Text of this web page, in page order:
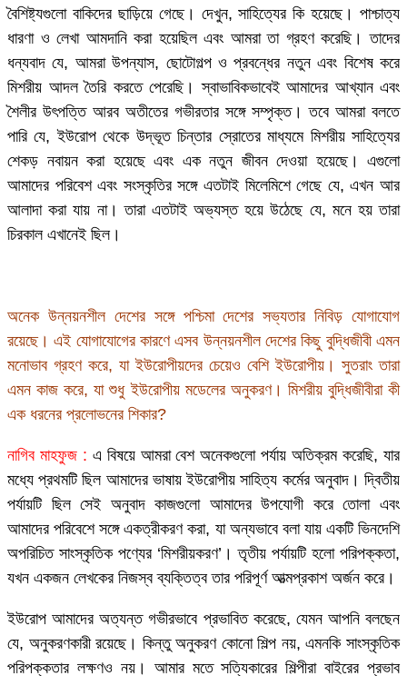
বৈশিষ্ট্যগুলো বাকিদের ছাড়িয়ে গেছে। দেখুন, সাহিত্যের কি হয়েছে। পাশ্চাত্য
ধারণা ও লেখা আমদানি করা হয়েছিল এবং আমরা তা গ্রহণ করেছি। তাদের
ধন্যবাদ যে, আমরা উপন্যাস, ছোটোগল্প ও প্রবন্ধের নতুন এবং বিশেষ করে
মিশরীয় আদল তৈরি করতে পেরেছি। স্বাভাবিকভাবেই আমাদের আখ্যান এবং
শৈলীর উৎপত্তি আরব অতীতের গভীরতার সঙ্গে সম্পৃক্ত। তবে আমরা বলতে
পারি যে, ইউরোপ থেকে উদ্ভূত চিন্তার স্রোতের মাধ্যমে মিশরীয় সাহিত্যের
শেকড় নবায়ন করা হয়েছে এবং এক নতুন জীবন দেওয়া হয়েছে। এগুলো
আমাদের পরিবেশ এবং সংস্কৃতির সঙ্গে এতটাই মিলেমিশে গেছে যে, এখন আর
আলাদা করা যায় না। তারা এতটাই অভ্যস্ত হয়ে উঠেছে যে, মনে হয় তারা
চিরকাল এখানেই ছিল।
অনেক উন্নয়নশীল দেশের সঙ্গে পশ্চিমা দেশের সভ্যতার নিবিড় যোগাযোগ
রয়েছে। এই যোগাযোগের কারণে এসব উন্নয়নশীল দেশের কিছু বুদ্ধিজীবী এমন
মনোভাব গ্রহণ করে, যা ইউরোপীয়দের চেয়েও বেশি ইউরোপীয়। সুতরাং তারা
এমন কাজ করে, যা শুধু ইউরোপীয় মডেলের অনুকরণ। মিশরীয় বুদ্ধিজীবীরা কী
এক ধরনের প্রলোভনের শিকার?
নাগিব মাহফুজ : এ বিষয়ে আমরা বেশ অনেকগুলো পর্যায় অতিক্রম করেছি, যার
মধ্যে প্রথমটি ছিল আমাদের ভাষায় ইউরোপীয় সাহিত্য কর্মের অনুবাদ। দ্বিতীয়
পর্যায়টি ছিল সেই অনুবাদ কাজগুলো আমাদের উপযোগী করে তোলা এবং
আমাদের পরিবেশে সঙ্গে একত্রীকরণ করা, যা অন্যভাবে বলা যায় একটি ভিনদেশি
অপরিচিত সাংস্কৃতিক পণ্যের ‘মিশরীয়করণ’। তৃতীয় পর্যায়টি হলো পরিপক্কতা,
যখন একজন লেখকের নিজস্ব ব্যক্তিত্ব তার পরিপূর্ণ আত্মপ্রকাশ অর্জন করে।
ইউরোপ আমাদের অত্যন্ত গভীরভাবে প্রভাবিত করেছে, যেমন আপনি বলছেন
যে, অনুকরণকারী রয়েছে। কিন্তু অনুকরণ কোনো শিল্প নয়, এমনকি সাংস্কৃতিক
পরিপক্কতার লক্ষণও নয়। আমার মতে সত্যিকারের শিল্পীরা বাইরের প্রভাব